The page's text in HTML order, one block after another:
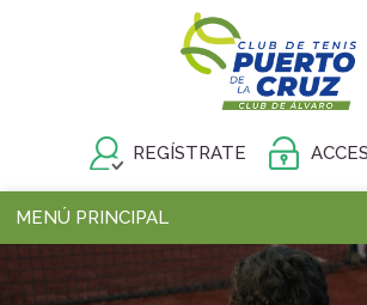
REGÍSTRATE
MENÚ PRINCIPAL